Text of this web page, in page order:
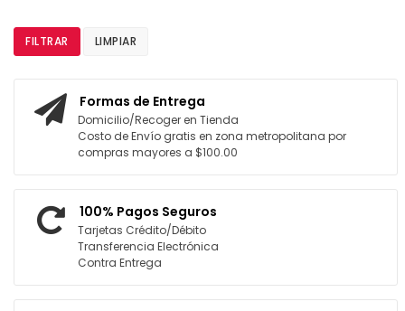
FILTRAR LIMPIAR
Formas de Entrega
Domicilio/Recoger en Tienda
Costo de Envío gratis en zona metropolitana por
compras mayores a $100.00
100% Pagos Seguros
Tarjetas Crédito/Débito
Transferencia Electrónica
Contra Entrega